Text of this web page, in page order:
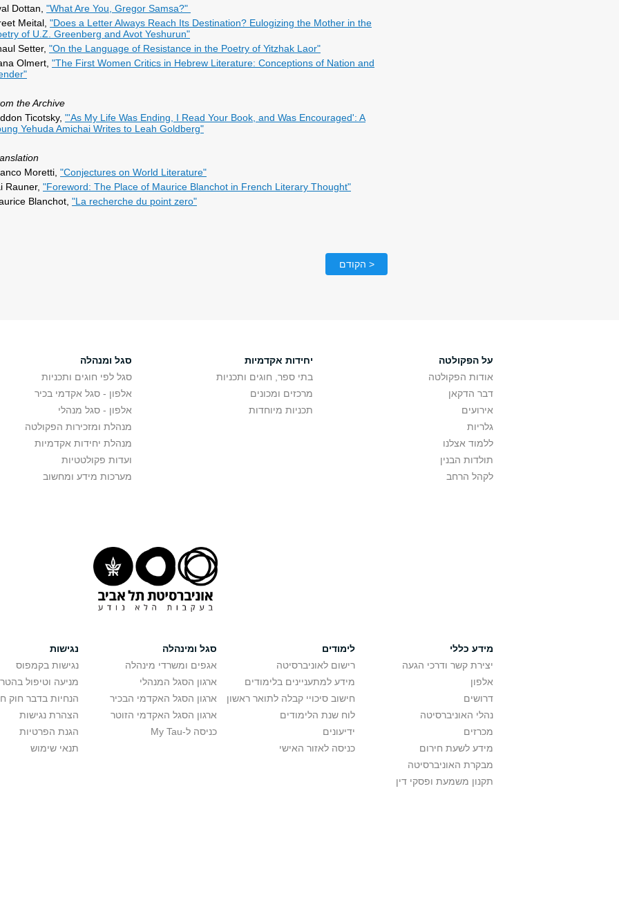
Dottan, "What Are You, Gregor Samsa?"
Meital, "Does a Letter Always Reach Its Destination? Eulogizing the Mother in the
of U.Z. Greenberg and Avot Yeshurun"
Setter, "On the Language of Resistance in the Poetry of Yitzhak Laor"
Olmert, "The First Women Critics in Hebrew Literature: Conceptions of Nation and
the Archive
Ticotsky, "'As My Life Was Ending, I Read Your Book, and Was Encouraged': A
Yehuda Amichai Writes to Leah Goldberg"
Moretti, "Conjectures on World Literature"
Rauner, "Foreword: The Place of Maurice Blanchot in French Literary Thought"
Blanchot, "La recherche du point zero"
< הקודם
על הפקולטה
אודות הפקולטה
דבר הדקאן
אירועים
גלריות
ללמוד אצלנו
תולדות הבנין
לקהל הרחב
יחידות אקדמיות
בתי ספר, חוגים ותכניות
מרכזים ומכונים
תכניות מיוחדות
סגל ומנהלה
סגל לפי חוגים ותכניות
אלפון - סגל אקדמי בכיר
אלפון - סגל מנהלי
מנהלת ומזכירות הפקולטה
מנהלת יחידות אקדמיות
ועדות פקולטטיות
מערכות מידע ומחשוב
מידע כללי
יצירת קשר ודרכי הגעה
אלפון
דרושים
נהלי האוניברסיטה
מכרזים
מידע לשעת חירום
מבקרת האוניברסיטה
תקנון משמעת ופסקי דין
לימודים
רישום לאוניברסיטה
מידע למתעניינים בלימודים
חישוב סיכויי קבלה לתואר ראשון
לוח שנת הלימודים
ידיעונים
כניסה לאזור האישי
סגל ומינהלה
אגפים ומשרדי מינהלה
ארגון הסגל המנהלי
ארגון הסגל האקדמי הבכיר
ארגון הסגל האקדמי הזוטר
כניסה ל-My Tau
נגישות
נגישות בקמפוס
מניעה וטיפול
הנחיות בדבר חוק
הצהרת נגישות
הגנת הפרטיות
תנאי שימוש